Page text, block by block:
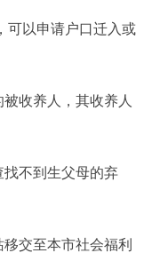
可以申请户口迁入或
收养人，其收养人
找不到生父母的弃
交至本市社会福利